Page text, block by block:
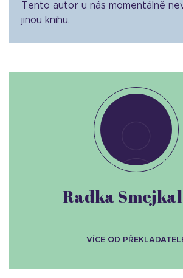
Tento autor u nás momentálně
jinou knihu.
Radka
VÍCE OD